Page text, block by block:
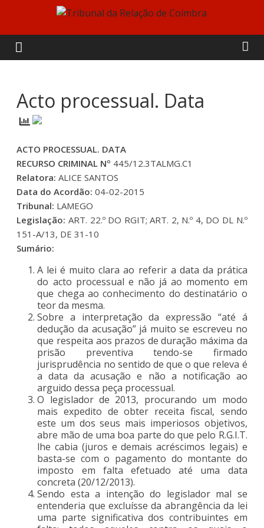
content
Tribunal
da
Relação
de
Coimbra
Acto processual. Data
ACTO PROCESSUAL. DATA
RECURSO CRIMINAL Nº 445/12.3TALMG.C1
Relatora:ALICE SANTOS
Data do Acordão:04-02-2015
Tribunal: LAMEGO
Legislação: ART. 22.º DO RGIT; ART. 2, N.º 4, DO DL N.º
151-A/13, DE 31-10
Sumário:
A lei é muito clara ao referir a data da prática
do acto processual e não já ao momento em
que chega ao conhecimento do destinatário o
teor da mesma.
Sobre a interpretação da expressão “até á
dedução da acusação” já muito se escreveu no
que respeita aos prazos de duração máxima da
prisão preventiva tendo-se firmado
jurisprudência no sentido de que o que releva é
a data da acusação e não a notificação ao
arguido dessa peça processual.
O legislador de 2013, procurando um modo
mais expedito de obter receita fiscal, sendo
este um dos seus mais imperiosos objetivos,
abre mão de uma boa parte do que pelo R.G.I.T.
lhe cabia (juros e demais acréscimos legais) e
basta-se com o pagamento do montante do
imposto em falta efetuado até uma data
concreta (20/12/2013).
Sendo esta a intenção do legislador mal se
entenderia que excluísse da abrangência da lei
uma parte significativa dos contribuintes em